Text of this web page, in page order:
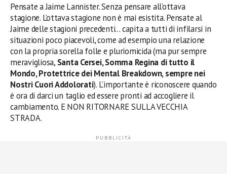
Pensate a Jaime Lannister. Senza pensare all’ottava
stagione. L’ottava stagione non è mai esistita. Pensate al
Jaime delle stagioni precedenti… capita a tutti di infilarsi in
situazioni poco piacevoli, come ad esempio una relazione
con la propria sorella folle e pluriomicida (ma pur sempre
meravigliosa, Santa Cersei, Somma Regina di tutto il
Mondo, Protettrice dei Mental Breakdown, sempre nei
Nostri Cuori Addolorati). L’importante è riconoscere quando
è ora di darci un taglio ed essere pronti ad accogliere il
cambiamento. E NON RITORNARE SULLA VECCHIA
STRADA.